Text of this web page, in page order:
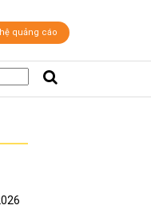
quảng cáo